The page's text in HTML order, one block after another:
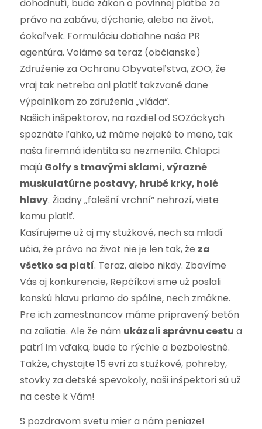
dohodnutí, bude zákon o povinnej platbe za
právo na zabávu, dýchanie, alebo na život,
čokoľvek. Formuláciu dotiahne naša PR
agentúra. Voláme sa teraz (občianske)
Združenie za Ochranu Obyvateľstva, ZOO, že
vraj tak netreba ani platiť takzvané dane
výpalníkom zo združenia „vláda“.
Našich inšpektorov, na rozdiel od SOZáckych
spoznáte ľahko, už máme nejaké to meno, tak
naša firemná identita sa nezmenila. Chlapci
majú Golfy s tmavými sklami, výrazné
muskulatúrne postavy, hrubé krky, holé
hlavy. Žiadny „falešní vrchní“ nehrozí, viete
komu platiť.
Kasírujeme už aj my stužkové, nech sa mladí
učia, že právo na život nie je len tak, že za
všetko sa platí. Teraz, alebo nikdy. Zbavíme
Vás aj konkurencie, Repčíkovi sme už poslali
konskú hlavu priamo do spálne, nech zmäkne.
Pre ich zamestnancov máme pripravený betón
na zaliatie. Ale že nám ukázali správnu cestu a
patrí im vďaka, bude to rýchle a bezbolestné.
Takže, chystajte 15 evri za stužkové, pohreby,
stovky za detské spevokoly, naši inšpektori sú už
na ceste k Vám!
S pozdravom svetu mier a nám peniaze!